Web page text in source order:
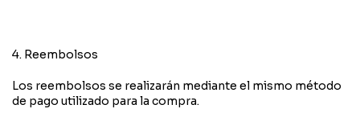
4. Reembolsos
Los reembolsos se realizarán mediante el mismo método
de pago utilizado para la compra.